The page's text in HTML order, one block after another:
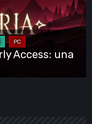
Access: una